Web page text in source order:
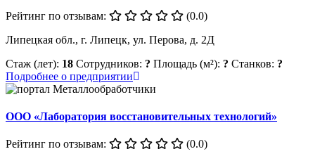
Рейтинг по отзывам:
(0.0)
Липецкая обл., г. Липецк, ул. Перова, д. 2Д
Стаж (лет): 18 Сотрудников: ? Площадь (м²): ? Станков: ?
Подробнее о предприятии
ООО «Лаборатория восстановительных технологий»
Рейтинг по отзывам:
(0.0)